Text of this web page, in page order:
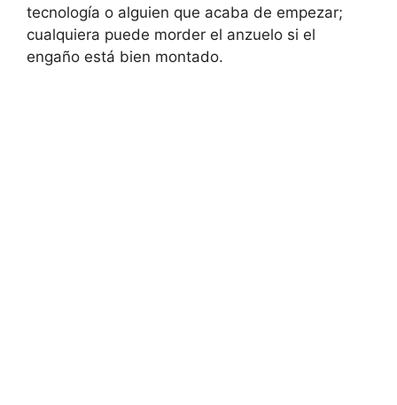
tecnología o alguien que acaba de empezar;
cualquiera puede morder el anzuelo si el
engaño está bien montado.